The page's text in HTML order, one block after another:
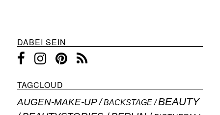
DABEI SEIN
TAGCLOUD
AUGEN-MAKE-UP BACKSTAGE BEAUTY